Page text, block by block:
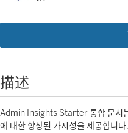
描述
Admin Insights Starter 통합 문서
에 대한 향상된 가시성을 제공합니